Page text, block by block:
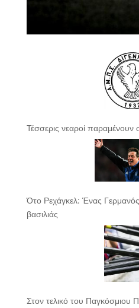
Τέσσερις νεαροί παραμένουν
Ότο Ρεχάγκελ: Ένας
βασιλιάς
Στον τελικό του